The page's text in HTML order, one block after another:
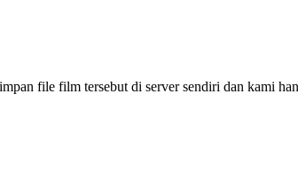
file film tersebut di server sendiri dan kami